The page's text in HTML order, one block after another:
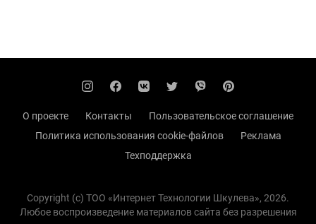
О проекте Контакты
Пользовательское соглашение
Политика использования cookie-файлов
Реклама
Техподдержка
Copyright (с) TOO «Интернет Технологии Шкулева», 2026.
Любое воспроизведение материалов сайта без разрешения